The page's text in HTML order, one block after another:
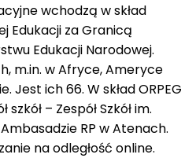
wchodzą w skład
Edukacji za Granicą
Edukacji Narodowej.
m.in. w Afryce, Ameryce
Jest ich 66. W skład ORPEG
– Zespół Szkół im.
RP w Atenach.
na odległość online.